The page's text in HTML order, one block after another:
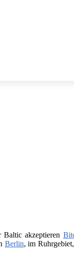
akzeptieren
Berlin, im